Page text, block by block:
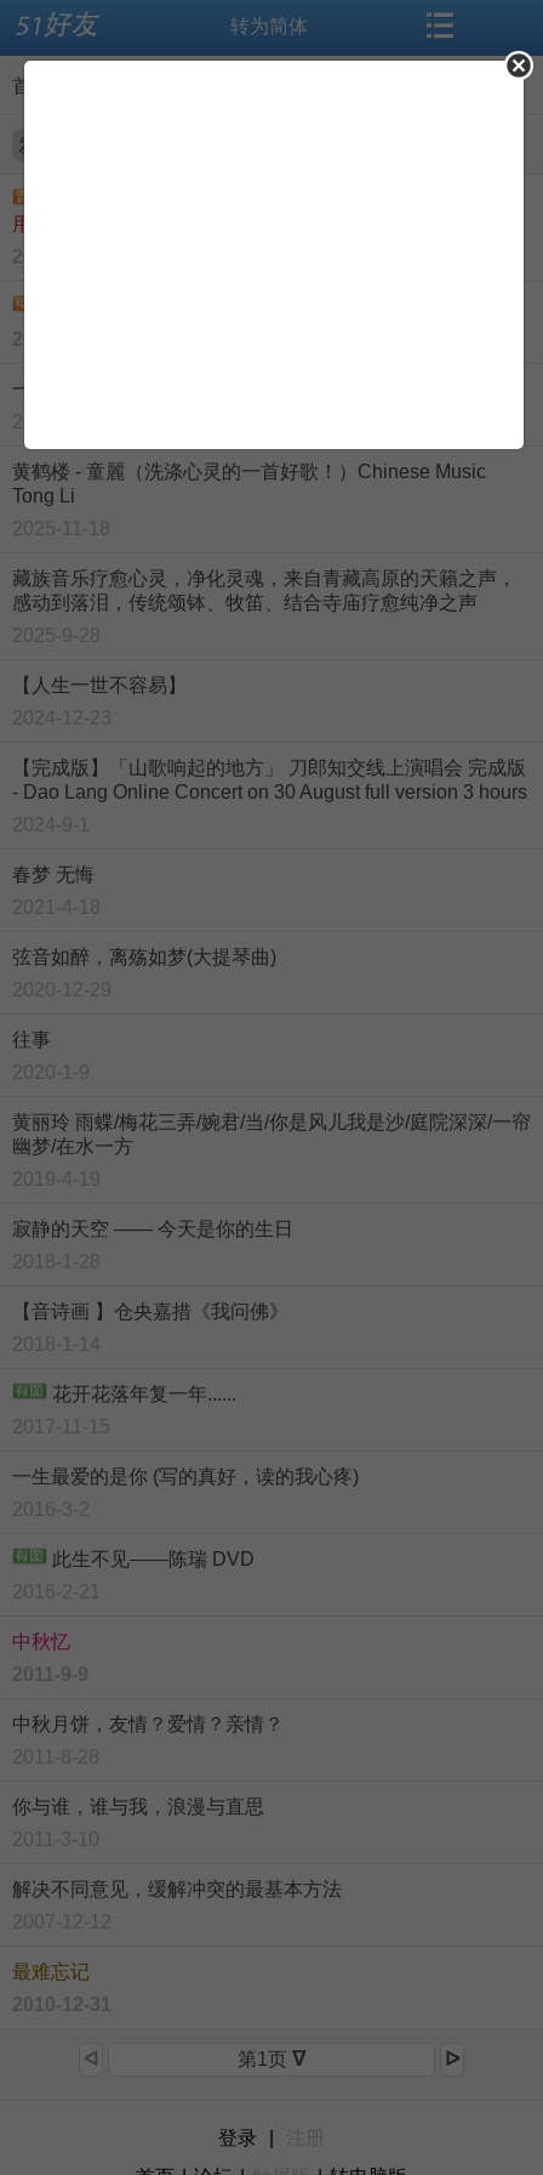
转为简体
首页
发帖
用帖
2015-12-1
2008-2-24
一位老父亲写给自己心爱的女儿的诗——通过电话亲口吟颂
2011-2-12
黄鹤楼 - 童麗（洗涤心灵的一首好歌！）Chinese Music
Tong Li
2025-11-18
藏族音乐疗愈心灵，净化灵魂，来自青藏高原的天籟之声，
感动到落泪，传统颂钵、牧笛、结合寺庙疗愈纯净之声
2025-9-28
【人生一世不容易】
2024-12-23
【完成版】「山歌响起的地方」 刀郎知交线上演唱会 完成版
- Dao Lang Online Concert on 30 August full version 3 hours
2024-9-1
春梦 无悔
2021-4-18
弦音如醉，离殇如梦(大提琴曲)
2020-12-29
往事
2020-1-9
黄丽玲 雨蝶/梅花三弄/婉君/当/你是风儿我是沙/庭院深深/一帘
幽梦/在水一方
2019-4-19
寂静的天空 —— 今天是你的生日
2018-1-28
【音诗画 】仓央嘉措《我问佛》
2018-1-14
花开花落年复一年......
2017-11-15
一生最爱的是你 (写的真好，读的我心疼)
2016-3-2
此生不见——陈瑞 DVD
2016-2-21
中秋忆
2011-9-9
中秋月饼，友情？爱情？亲情？
2011-8-28
你与谁，谁与我，浪漫与直思
2011-3-10
解决不同意见，缓解冲突的最基本方法
2007-12-12
最难忘记
2010-12-31
ᐊ 第1页 ᐁ ᐅ
登录
搜索 首页